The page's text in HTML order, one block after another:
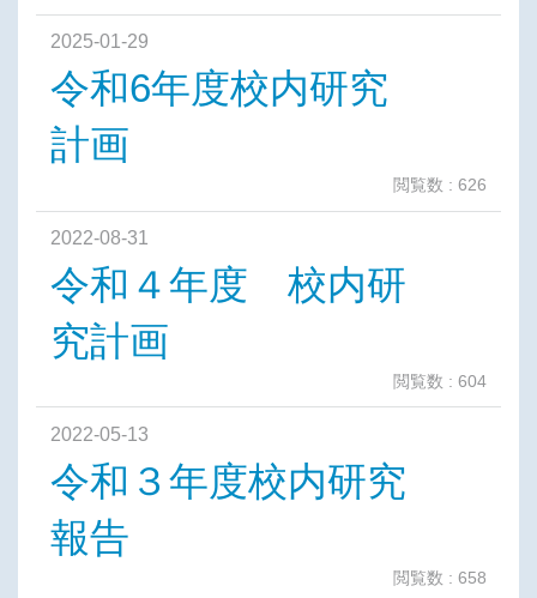
2025-01-29
令和6年度校内研究
計画
閲覧数 : 626
2022-08-31
令和４年度 校内研
究計画
閲覧数 : 604
2022-05-13
令和３年度校内研究
報告
閲覧数 : 658